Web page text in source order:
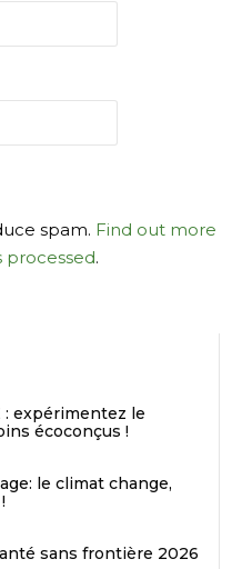
spam. Find out more
processed.
: expérimentez le
écoconçus !
le climat change,
sans frontière 2026